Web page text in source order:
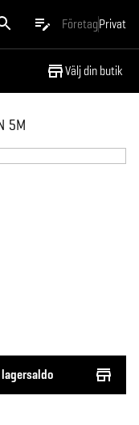
FöretagPrivat
Välj din butik
5M